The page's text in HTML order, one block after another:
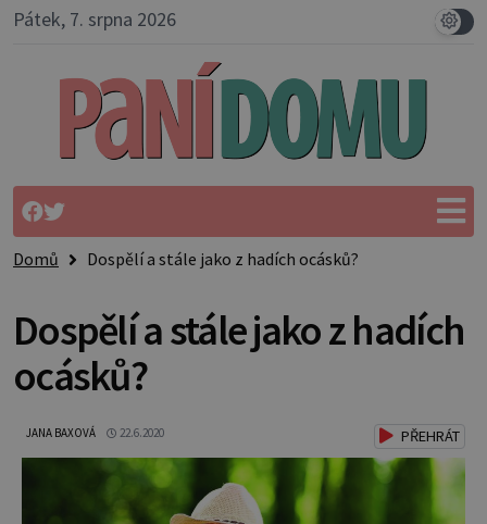
Pátek, 7. srpna 2026
Domů Dospělí a stále jako z hadích ocásků?
Dospělí a stále jako z hadích
ocásků?
JANA BAXOVÁ 22.6.2020 PŘEHRÁT